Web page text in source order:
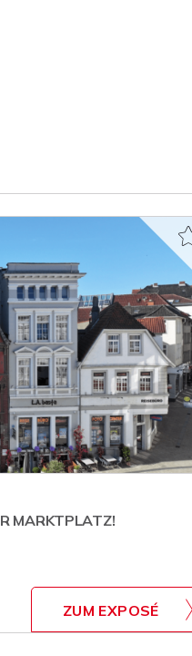
MARKTPLATZ!
ZUM EXPOSÉ